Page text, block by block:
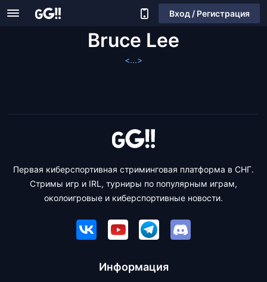
Вход / Регистрация
Bruce Lee
<...>
Первая киберспортивная стриминговая платформа в СНГ.
Стримы игр и IRL, турниры по популярным играм,
околоигровые и киберспортивные новости.
Информация